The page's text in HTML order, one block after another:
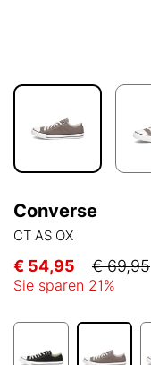
Converse
CT AS OX
€ 54,95 € 69,95
Sie sparen 21%